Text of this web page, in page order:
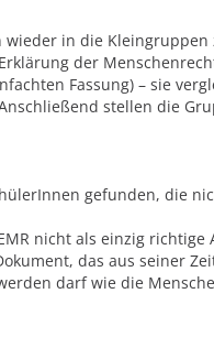
in die Kleingruppen
der
Fassung) – sie
stellen die
gefunden, die
nicht als einzig
das aus seiner
darf wie die